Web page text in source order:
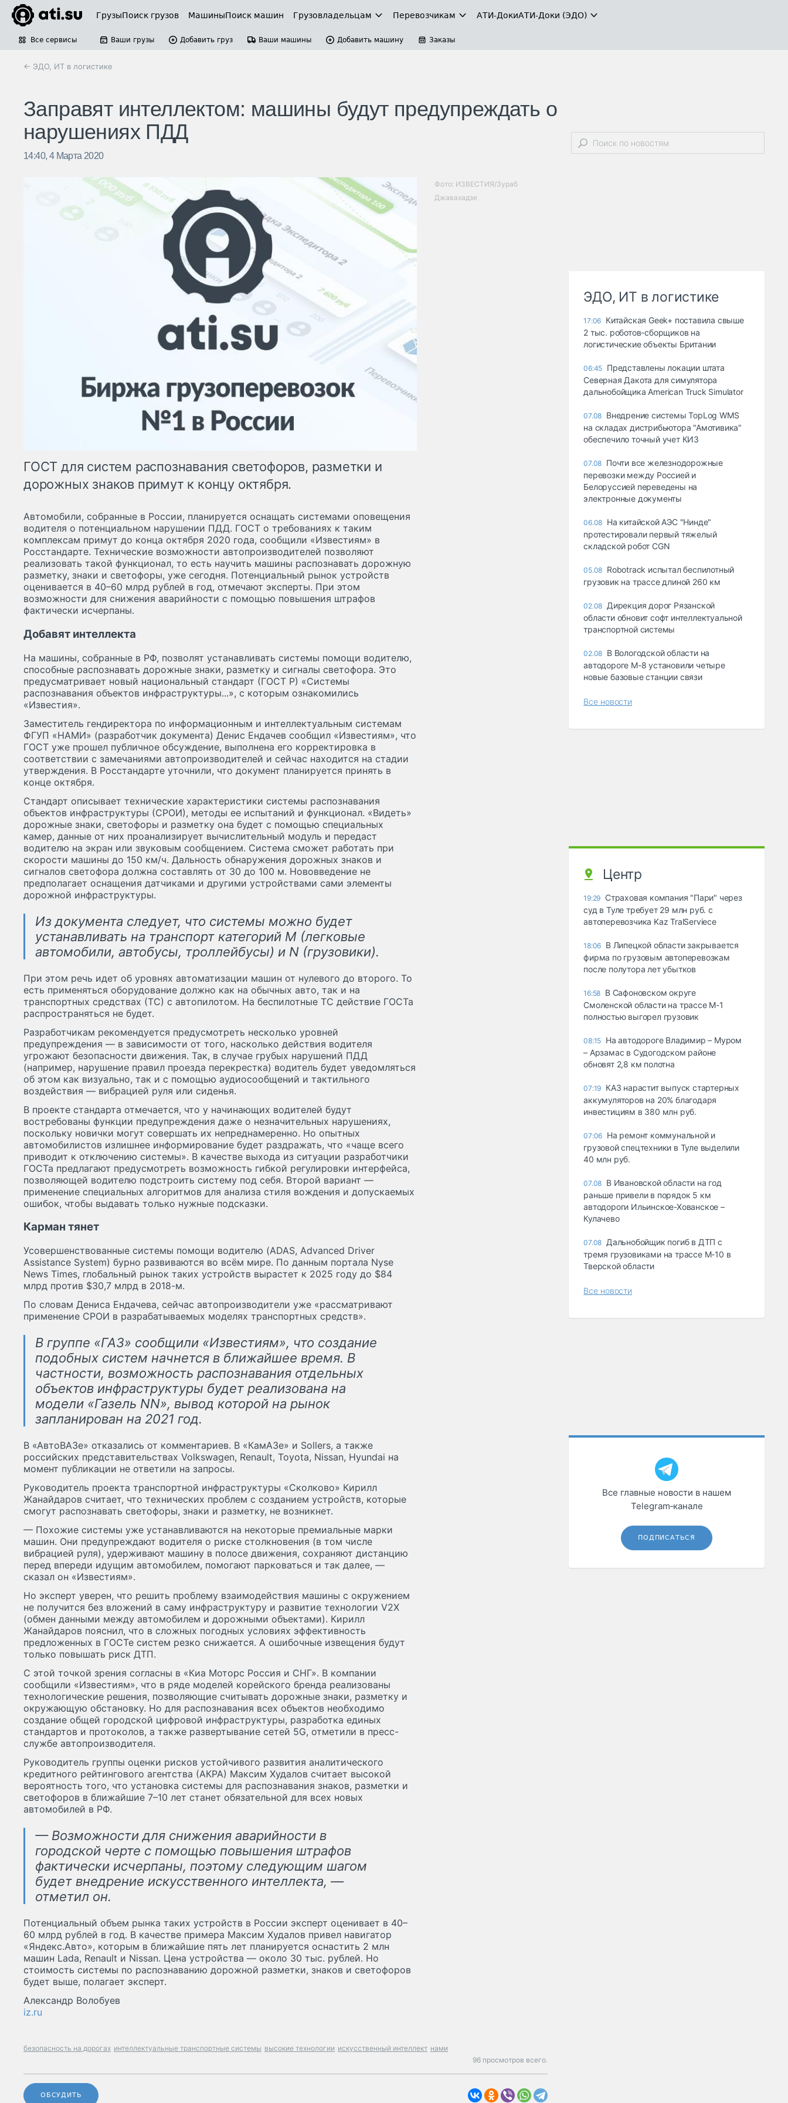
ГрузыПоиск грузов МашиныПоиск машин Грузовладельцам Перевозчикам АТИ-ДокиАТИ-Доки (ЭДО)
Все сервисы Ваши грузы Добавить груз Ваши машины Добавить машину Заказы
← ЭДО, ИТ в логистике
Заправят интеллектом: машины будут предупреждать о
нарушениях ПДД
14:40, 4 Марта 2020
Фото: ИЗВЕСТИЯ/Зураб
Джавахадзе
ГОСТ для систем распознавания светофоров, разметки и
дорожных знаков примут к концу октября.
Автомобили, собранные в России, планируется оснащать системами оповещения
водителя о потенциальном нарушении ПДД. ГОСТ о требованиях к таким
комплексам примут до конца октября 2020 года, сообщили «Известиям» в
Росстандарте. Технические возможности автопроизводителей позволяют
реализовать такой функционал, то есть научить машины распознавать дорожную
разметку, знаки и светофоры, уже сегодня. Потенциальный рынок устройств
оценивается в 40–60 млрд рублей в год, отмечают эксперты. При этом
возможности для снижения аварийности с помощью повышения штрафов
фактически исчерпаны.
Добавят интеллекта
На машины, собранные в РФ, позволят устанавливать системы помощи водителю,
способные распознавать дорожные знаки, разметку и сигналы светофора. Это
предусматривает новый национальный стандарт (ГОСТ Р) «Системы
распознавания объектов инфраструктуры...», с которым ознакомились
«Известия».
Заместитель гендиректора по информационным и интеллектуальным системам
ФГУП «НАМИ» (разработчик документа) Денис Ендачев сообщил «Известиям», что
ГОСТ уже прошел публичное обсуждение, выполнена его корректировка в
соответствии с замечаниями автопроизводителей и сейчас находится на стадии
утверждения. В Росстандарте уточнили, что документ планируется принять в
конце октября.
Стандарт описывает технические характеристики системы распознавания
объектов инфраструктуры (СРОИ), методы ее испытаний и функционал. «Видеть»
дорожные знаки, светофоры и разметку она будет с помощью специальных
камер, данные от них проанализирует вычислительный модуль и передаст
водителю на экран или звуковым сообщением. Система сможет работать при
скорости машины до 150 км/ч. Дальность обнаружения дорожных знаков и
сигналов светофора должна составлять от 30 до 100 м. Нововведение не
предполагает оснащения датчиками и другими устройствами сами элементы
дорожной инфраструктуры.
Из документа следует, что системы можно будет
устанавливать на транспорт категорий M (легковые
автомобили, автобусы, троллейбусы) и N (грузовики).
При этом речь идет об уровнях автоматизации машин от нулевого до второго. То
есть применяться оборудование должно как на обычных авто, так и на
транспортных средствах (ТС) с автопилотом. На беспилотные ТС действие ГОСТа
распространяться не будет.
Разработчикам рекомендуется предусмотреть несколько уровней
предупреждения — в зависимости от того, насколько действия водителя
угрожают безопасности движения. Так, в случае грубых нарушений ПДД
(например, нарушение правил проезда перекрестка) водитель будет уведомляться
об этом как визуально, так и с помощью аудиосообщений и тактильного
воздействия — вибрацией руля или сиденья.
В проекте стандарта отмечается, что у начинающих водителей будут
востребованы функции предупреждения даже о незначительных нарушениях,
поскольку новички могут совершать их непреднамеренно. Но опытных
автомобилистов излишнее информирование будет раздражать, что «чаще всего
приводит к отключению системы». В качестве выхода из ситуации разработчики
ГОСТа предлагают предусмотреть возможность гибкой регулировки интерфейса,
позволяющей водителю подстроить систему под себя. Второй вариант —
применение специальных алгоритмов для анализа стиля вождения и допускаемых
ошибок, чтобы выдавать только нужные подсказки.
Карман тянет
Усовершенствованные системы помощи водителю (ADAS, Advanced Driver
Assistance System) бурно развиваются во всём мире. По данным портала Nyse
News Times, глобальный рынок таких устройств вырастет к 2025 году до $84
млрд против $30,7 млрд в 2018-м.
По словам Дениса Ендачева, сейчас автопроизводители уже «рассматривают
применение СРОИ в разрабатываемых моделях транспортных средств».
В группе «ГАЗ» сообщили «Известиям», что создание
подобных систем начнется в ближайшее время. В
частности, возможность распознавания отдельных
объектов инфраструктуры будет реализована на
модели «Газель NN», вывод которой на рынок
запланирован на 2021 год.
В «АвтоВАЗе» отказались от комментариев. В «КамАЗе» и Sollers, а также
российских представительствах Volkswagen, Renault, Toyota, Nissan, Hyundai на
момент публикации не ответили на запросы.
Руководитель проекта транспортной инфраструктуры «Сколково» Кирилл
Жанайдаров считает, что технических проблем с созданием устройств, которые
смогут распознавать светофоры, знаки и разметку, не возникнет.
— Похожие системы уже устанавливаются на некоторые премиальные марки
машин. Они предупреждают водителя о риске столкновения (в том числе
вибрацией руля), удерживают машину в полосе движения, сохраняют дистанцию
перед впереди идущим автомобилем, помогают парковаться и так далее, —
сказал он «Известиям».
Но эксперт уверен, что решить проблему взаимодействия машины с окружением
не получится без вложений в саму инфраструктуру и развитие технологии V2X
(обмен данными между автомобилем и дорожными объектами). Кирилл
Жанайдаров пояснил, что в сложных погодных условиях эффективность
предложенных в ГОСТе систем резко снижается. А ошибочные извещения будут
только повышать риск ДТП.
С этой точкой зрения согласны в «Киа Моторс Россия и СНГ». В компании
сообщили «Известиям», что в ряде моделей корейского бренда реализованы
технологические решения, позволяющие считывать дорожные знаки, разметку и
окружающую обстановку. Но для распознавания всех объектов необходимо
создание общей городской цифровой инфраструктуры, разработка единых
стандартов и протоколов, а также развертывание сетей 5G, отметили в пресс-
службе автопроизводителя.
Руководитель группы оценки рисков устойчивого развития аналитического
кредитного рейтингового агентства (АКРА) Максим Худалов считает высокой
вероятность того, что установка системы для распознавания знаков, разметки и
светофоров в ближайшие 7–10 лет станет обязательной для всех новых
автомобилей в РФ.
— Возможности для снижения аварийности в
городской черте с помощью повышения штрафов
фактически исчерпаны, поэтому следующим шагом
будет внедрение искусственного интеллекта, —
отметил он.
Потенциальный объем рынка таких устройств в России эксперт оценивает в 40–
60 млрд рублей в год. В качестве примера Максим Худалов привел навигатор
«Яндекс.Авто», которым в ближайшие пять лет планируется оснастить 2 млн
машин Lada, Renault и Nissan. Цена устройства — около 30 тыс. рублей. Но
стоимость системы по распознаванию дорожной разметки, знаков и светофоров
будет выше, полагает эксперт.
Александр Волобуев
iz.ru
безопасность на дорогах интеллектуальные транспортные системы высокие технологии искусственный интеллект нами
96 просмотров всего.
ОБСУДИТЬ
ЭДО, ИТ в логистике
17:06 Китайская Geek+ поставила свыше
2 тыс. роботов-сборщиков на
логистические объекты Британии
06:45 Представлены локации штата
Северная Дакота для симулятора
дальнобойщика American Truck Simulator
07.08 Внедрение системы TopLog WMS
на складах дистрибьютора "Амотивика"
обеспечило точный учет КИЗ
07.08 Почти все железнодорожные
перевозки между Россией и
Белоруссией переведены на
электронные документы
06.08 На китайской АЭС "Нинде"
протестировали первый тяжелый
складской робот CGN
05.08 Robotrack испытал беспилотный
грузовик на трассе длиной 260 км
02.08 Дирекция дорог Рязанской
области обновит софт интеллектуальной
транспортной системы
02.08 В Вологодской области на
автодороге М-8 установили четыре
новые базовые станции связи
Все новости
Центр
19:29 Страховая компания "Пари" через
суд в Туле требует 29 млн руб. с
автоперевозчика Kaz TralServiece
18:06 В Липецкой области закрывается
фирма по грузовым автоперевозкам
после полутора лет убытков
16:58 В Сафоновском округе
Смоленской области на трассе М-1
полностью выгорел грузовик
08:15 На автодороге Владимир – Муром
– Арзамас в Судогодском районе
обновят 2,8 км полотна
07:19 КАЗ нарастит выпуск стартерных
аккумуляторов на 20% благодаря
инвестициям в 380 млн руб.
07:06 На ремонт коммунальной и
грузовой спецтехники в Туле выделили
40 млн руб.
07.08 В Ивановской области на год
раньше привели в порядок 5 км
автодороги Ильинское-Хованское –
Кулачево
07.08 Дальнобойщик погиб в ДТП с
тремя грузовиками на трассе М-10 в
Тверской области
Все новости
Все главные новости в нашем
Telegram‑канале
ПОДПИСАТЬСЯ